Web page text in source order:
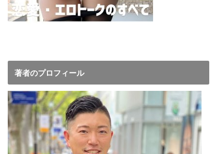
著者のプロフィール